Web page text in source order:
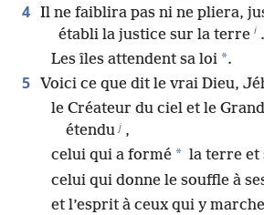
4 Il ne faiblira pas ni ne pliera,
établi la justice sur la terre i .
Les îles attendent sa loi *.
5 Voici ce que dit le vrai Dieu,
le Créateur du ciel et le
étendu j ,
celui qui a formé * la terre et
celui qui donne le souffle à
et l’esprit à ceux qui y